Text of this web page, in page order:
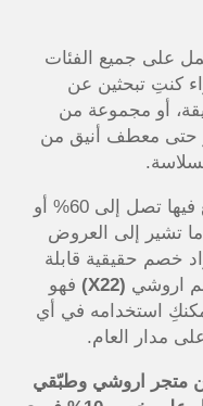
على جميع الفئات
كنتِ تبحثين عن
أو مجموعة من
أو حتى معطف أنيق من
بعض المواقع تذكر نسب خصم مبالغ فيها تصل إلى 60% أو
ما تشير إلى العروض
خصم حقيقية قابلة
اروشي (X22)
فهو
مضمون بنسبة 10% يمكنكِ استخدامه في أي
مدار العام.
متجر اروشي وطبّقي